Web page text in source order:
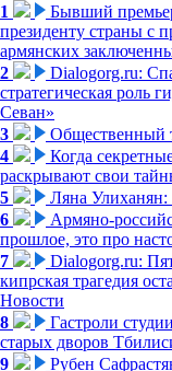
1
Бывший
президенту страны с
армянских
2
Dialogorg.ru:
стратегическая роль
Севан»
3
Общественный
4
Когда
раскрывают свои
5
Ляна
6
Армяно-
прошлое, это про
7
Dialogorg.ru:
кипрская трагедия
Новости
8
Гастроли
старых дворов
9
Рубен